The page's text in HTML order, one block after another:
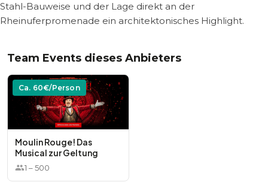
Stahl-Bauweise und der Lage direkt an der
Rheinuferpromenade ein architektonisches Highlight.
Team Events dieses Anbieters
Ca. 60€/Person
Moulin Rouge! Das
Musical zur Geltung
1 –500